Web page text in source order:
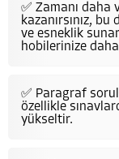
✅ Zamanı daha
kazanırsınız,
ve esneklik
hobilerinize
✅ Paragraf
özellikle
yükseltir.